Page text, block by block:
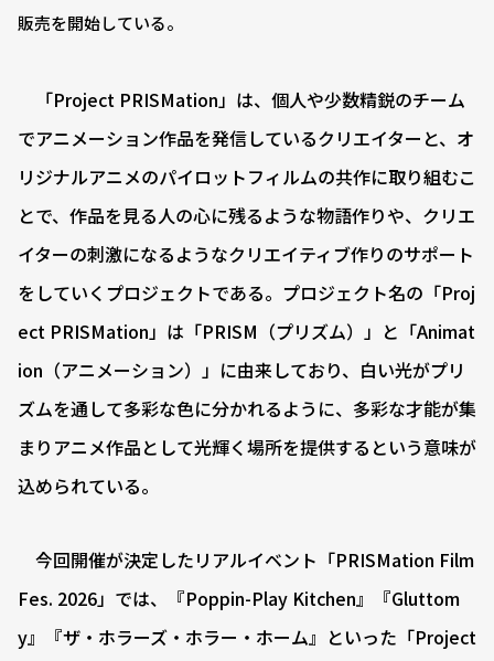
販売を開始している。
「Project PRISMation」は、個人や少数精鋭のチーム
でアニメーション作品を発信しているクリエイターと、オ
リジナルアニメのパイロットフィルムの共作に取り組むこ
とで、作品を見る人の心に残るような物語作りや、クリエ
イターの刺激になるようなクリエイティブ作りのサポート
をしていくプロジェクトである。プロジェクト名の「Proj
ect PRISMation」は「PRISM（プリズム）」と「Animat
ion（アニメーション）」に由来しており、白い光がプリ
ズムを通して多彩な色に分かれるように、多彩な才能が集
まりアニメ作品として光輝く場所を提供するという意味が
込められている。
今回開催が決定したリアルイベント「PRISMation Film
Fes. 2026」では、『Poppin-Play Kitchen』『Gluttom
y』『ザ・ホラーズ・ホラー・ホーム』といった「Project